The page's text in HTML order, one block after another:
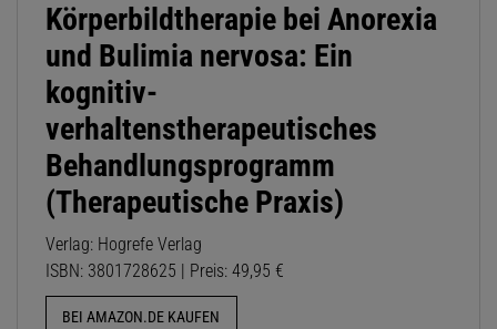
Körperbildtherapie bei Anorexia
und Bulimia nervosa: Ein
kognitiv-
verhaltenstherapeutisches
Behandlungsprogramm
(Therapeutische Praxis)
Verlag: Hogrefe Verlag
ISBN: 3801728625 | Preis: 49,95 €
BEI AMAZON.DE KAUFEN